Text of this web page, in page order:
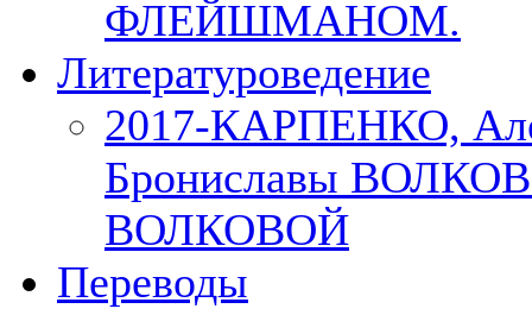
ФЛЕЙШМАНОМ.
Литературоведение
2017-КАРПЕНКО,
Брониславы
ВОЛКОВОЙ
Переводы